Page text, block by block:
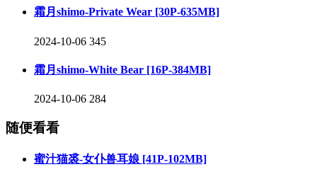
霜月shimo-Private Wear [30P-635MB]
2024-10-06 345
霜月shimo-White Bear [16P-384MB]
2024-10-06 284
随便看看
蜜汁猫裘-女仆兽耳娘 [41P-102MB]